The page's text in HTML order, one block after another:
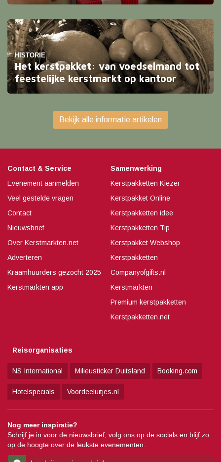
Als de maand december weer in aantocht is, wordt het
tijd om na te denken over het geven van een
kerstpakket.
HISTORIE
Het kerstpakket: van voedselmand tot
feestelijke kerstmarkt op kantoor
Ontdek alles over kerstpakketten anno nu: trends,
organiseert. Een feest om te geven én te beleven!
Bekijk alle informatie artikelen
Contact & Service
Evenement aanmelden
Veel gestelde vragen
Contact
Nieuwsbrief
Over Kerstmarkten.net
Adverteren
Kraamhuurders gezocht 2025
Kerstmarkten app
Samenwerking
Kerstpakketten Kiezer
Kerstpakket Online
Kerstpakketten idee
Kerstpakketten Tip
Kerstpakket Webshop
Kerstpakketten
Companyofgifts.nl
Kerstmarkten
Premium kerstpakketten
Kerstpakketten.net
Reisorganisaties
NS International Milieusticker Duitsland Booking.com
Hotelspecials Voordeeluitjes.nl
Nog meer inspiratie?
Schrijf je in voor de nieuwsbrief, volg ons op de socials en blijf zo
op de hoogte over de leukste evenementen.